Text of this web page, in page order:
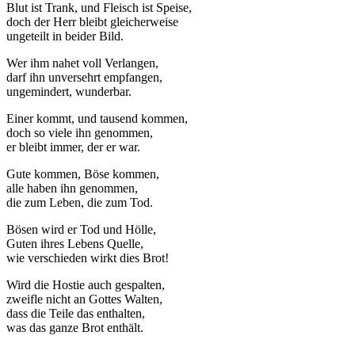
Blut ist Trank, und Fleisch ist Speise,
doch der Herr bleibt gleicherweise
ungeteilt in beider Bild.
Wer ihm nahet voll Verlangen,
darf ihn unversehrt empfangen,
ungemindert, wunderbar.
Einer kommt, und tausend kommen,
doch so viele ihn genommen,
er bleibt immer, der er war.
Gute kommen, Böse kommen,
alle haben ihn genommen,
die zum Leben, die zum Tod.
Bösen wird er Tod und Hölle,
Guten ihres Lebens Quelle,
wie verschieden wirkt dies Brot!
Wird die Hostie auch gespalten,
zweifle nicht an Gottes Walten,
dass die Teile das enthalten,
was das ganze Brot enthält.